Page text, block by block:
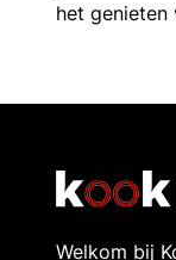
het genieten
Welkom bij